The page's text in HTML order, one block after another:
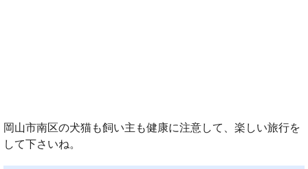
岡山市南区の犬猫も飼い主も健康に注意して、楽しい旅行を
して下さいね。